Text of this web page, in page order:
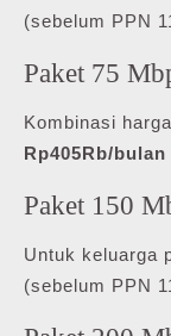
(sebelum PPN
Paket 75
Kombinasi
Rp405Rb/bulan
Paket 150
Untuk keluarga
(sebelum PPN